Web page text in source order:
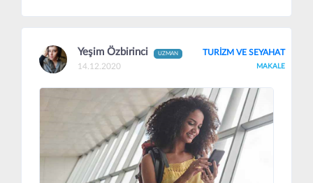
Yeşim Özbirinci UZMAN
14.12.2020
TURİZM VE SEYAHAT
MAKALE